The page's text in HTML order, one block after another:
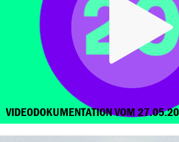
VIDEODOKUMENTATION VOM